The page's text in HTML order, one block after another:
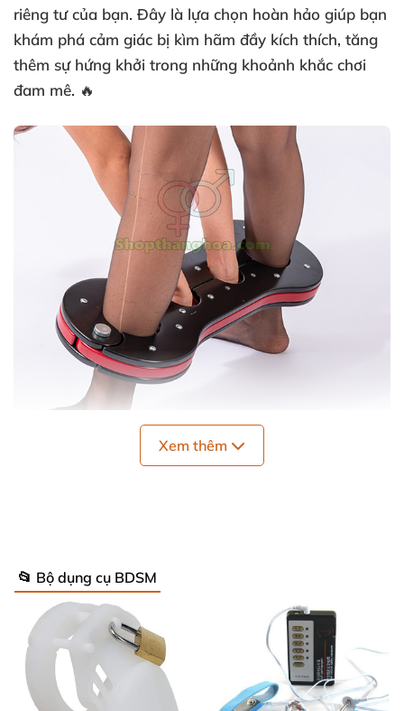
riêng tư của bạn. Đây là lựa chọn hoàn hảo giúp bạn
khám phá cảm giác bị kìm hãm đầy kích thích, tăng
thêm sự hứng khởi trong những khoảnh khắc chơi
đam mê. 🔥
Điểm nổi bật của còng gỗ cố định tay chân
✨ Được làm từ gỗ tự nhiên nguyên khối, đảm bảo độ
bền và cảm giác tự nhiên, gần gũi với da.
Xem thêm
📂 Bộ dụng cụ BDSM